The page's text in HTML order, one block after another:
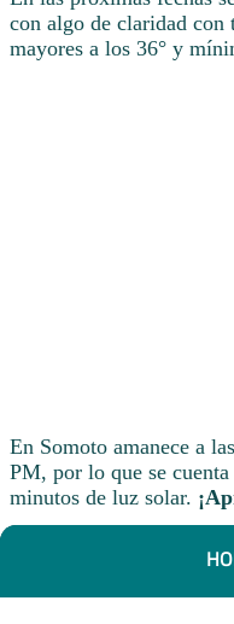
con algo de claridad con
mayores a los 36° y
En Somoto amanece a
PM, por lo que se
minutos de luz solar.